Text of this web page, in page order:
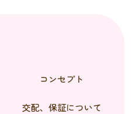
コンセプト
交配、保証について